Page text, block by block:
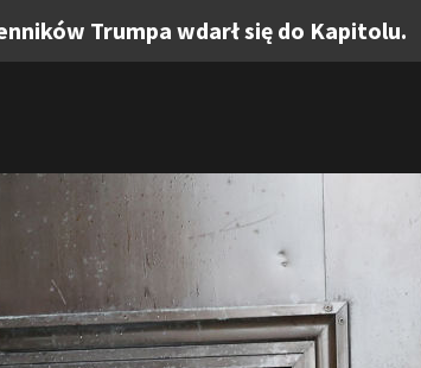
Trumpa wdarł się do Kapitolu.